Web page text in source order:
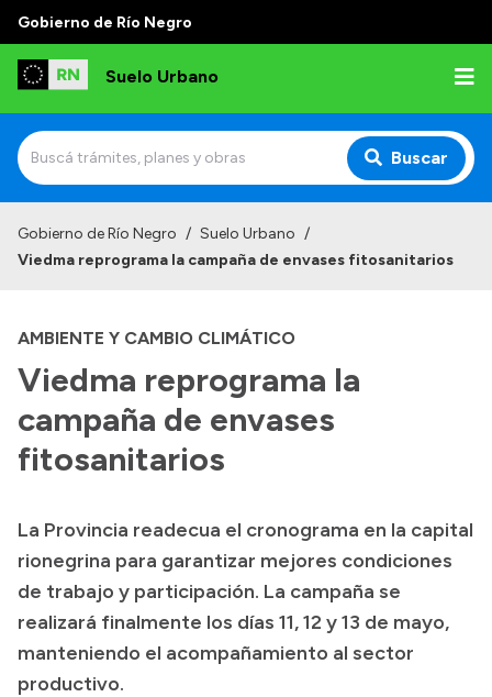
Gobierno de Río Negro
Suelo Urbano
Buscar
Gobierno de Río Negro / Suelo Urbano /
Viedma reprograma la campaña de envases fitosanitarios
AMBIENTE Y CAMBIO CLIMÁTICO
Viedma reprograma la
campaña de envases
fitosanitarios
La Provincia readecua el cronograma en la capital
rionegrina para garantizar mejores condiciones
de trabajo y participación. La campaña se
realizará finalmente los días 11, 12 y 13 de mayo,
manteniendo el acompañamiento al sector
productivo.